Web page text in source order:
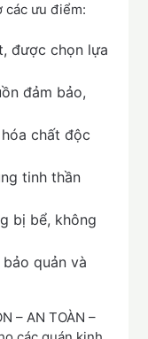
các ưu điểm:
được chọn lựa
đảm bảo,
chất độc
tinh thần
bị bể, không
quản và
– AN TOÀN –